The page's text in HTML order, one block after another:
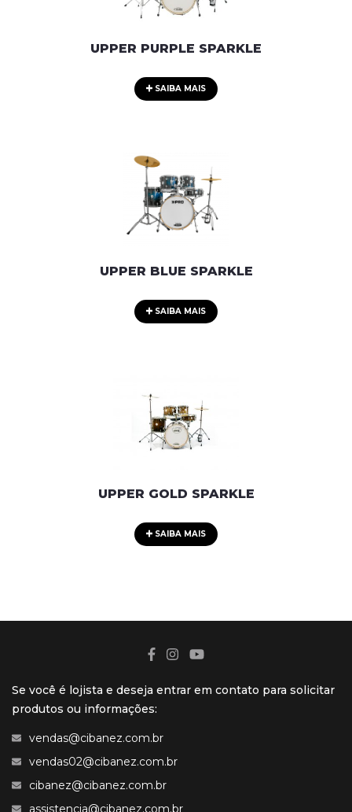
UPPER PURPLE SPARKLE
SAIBA MAIS
UPPER BLUE SPARKLE
SAIBA MAIS
UPPER GOLD SPARKLE
SAIBA MAIS
Se você é lojista e deseja entrar em contato para solicitar
produtos ou informações:
vendas@cibanez.com.br
vendas02@cibanez.com.br
cibanez@cibanez.com.br
assistencia@cibanez.com.br